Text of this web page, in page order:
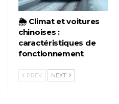
🌦️ Climat et voitures
chinoises :
caractéristiques de
fonctionnement
PREV NEXT